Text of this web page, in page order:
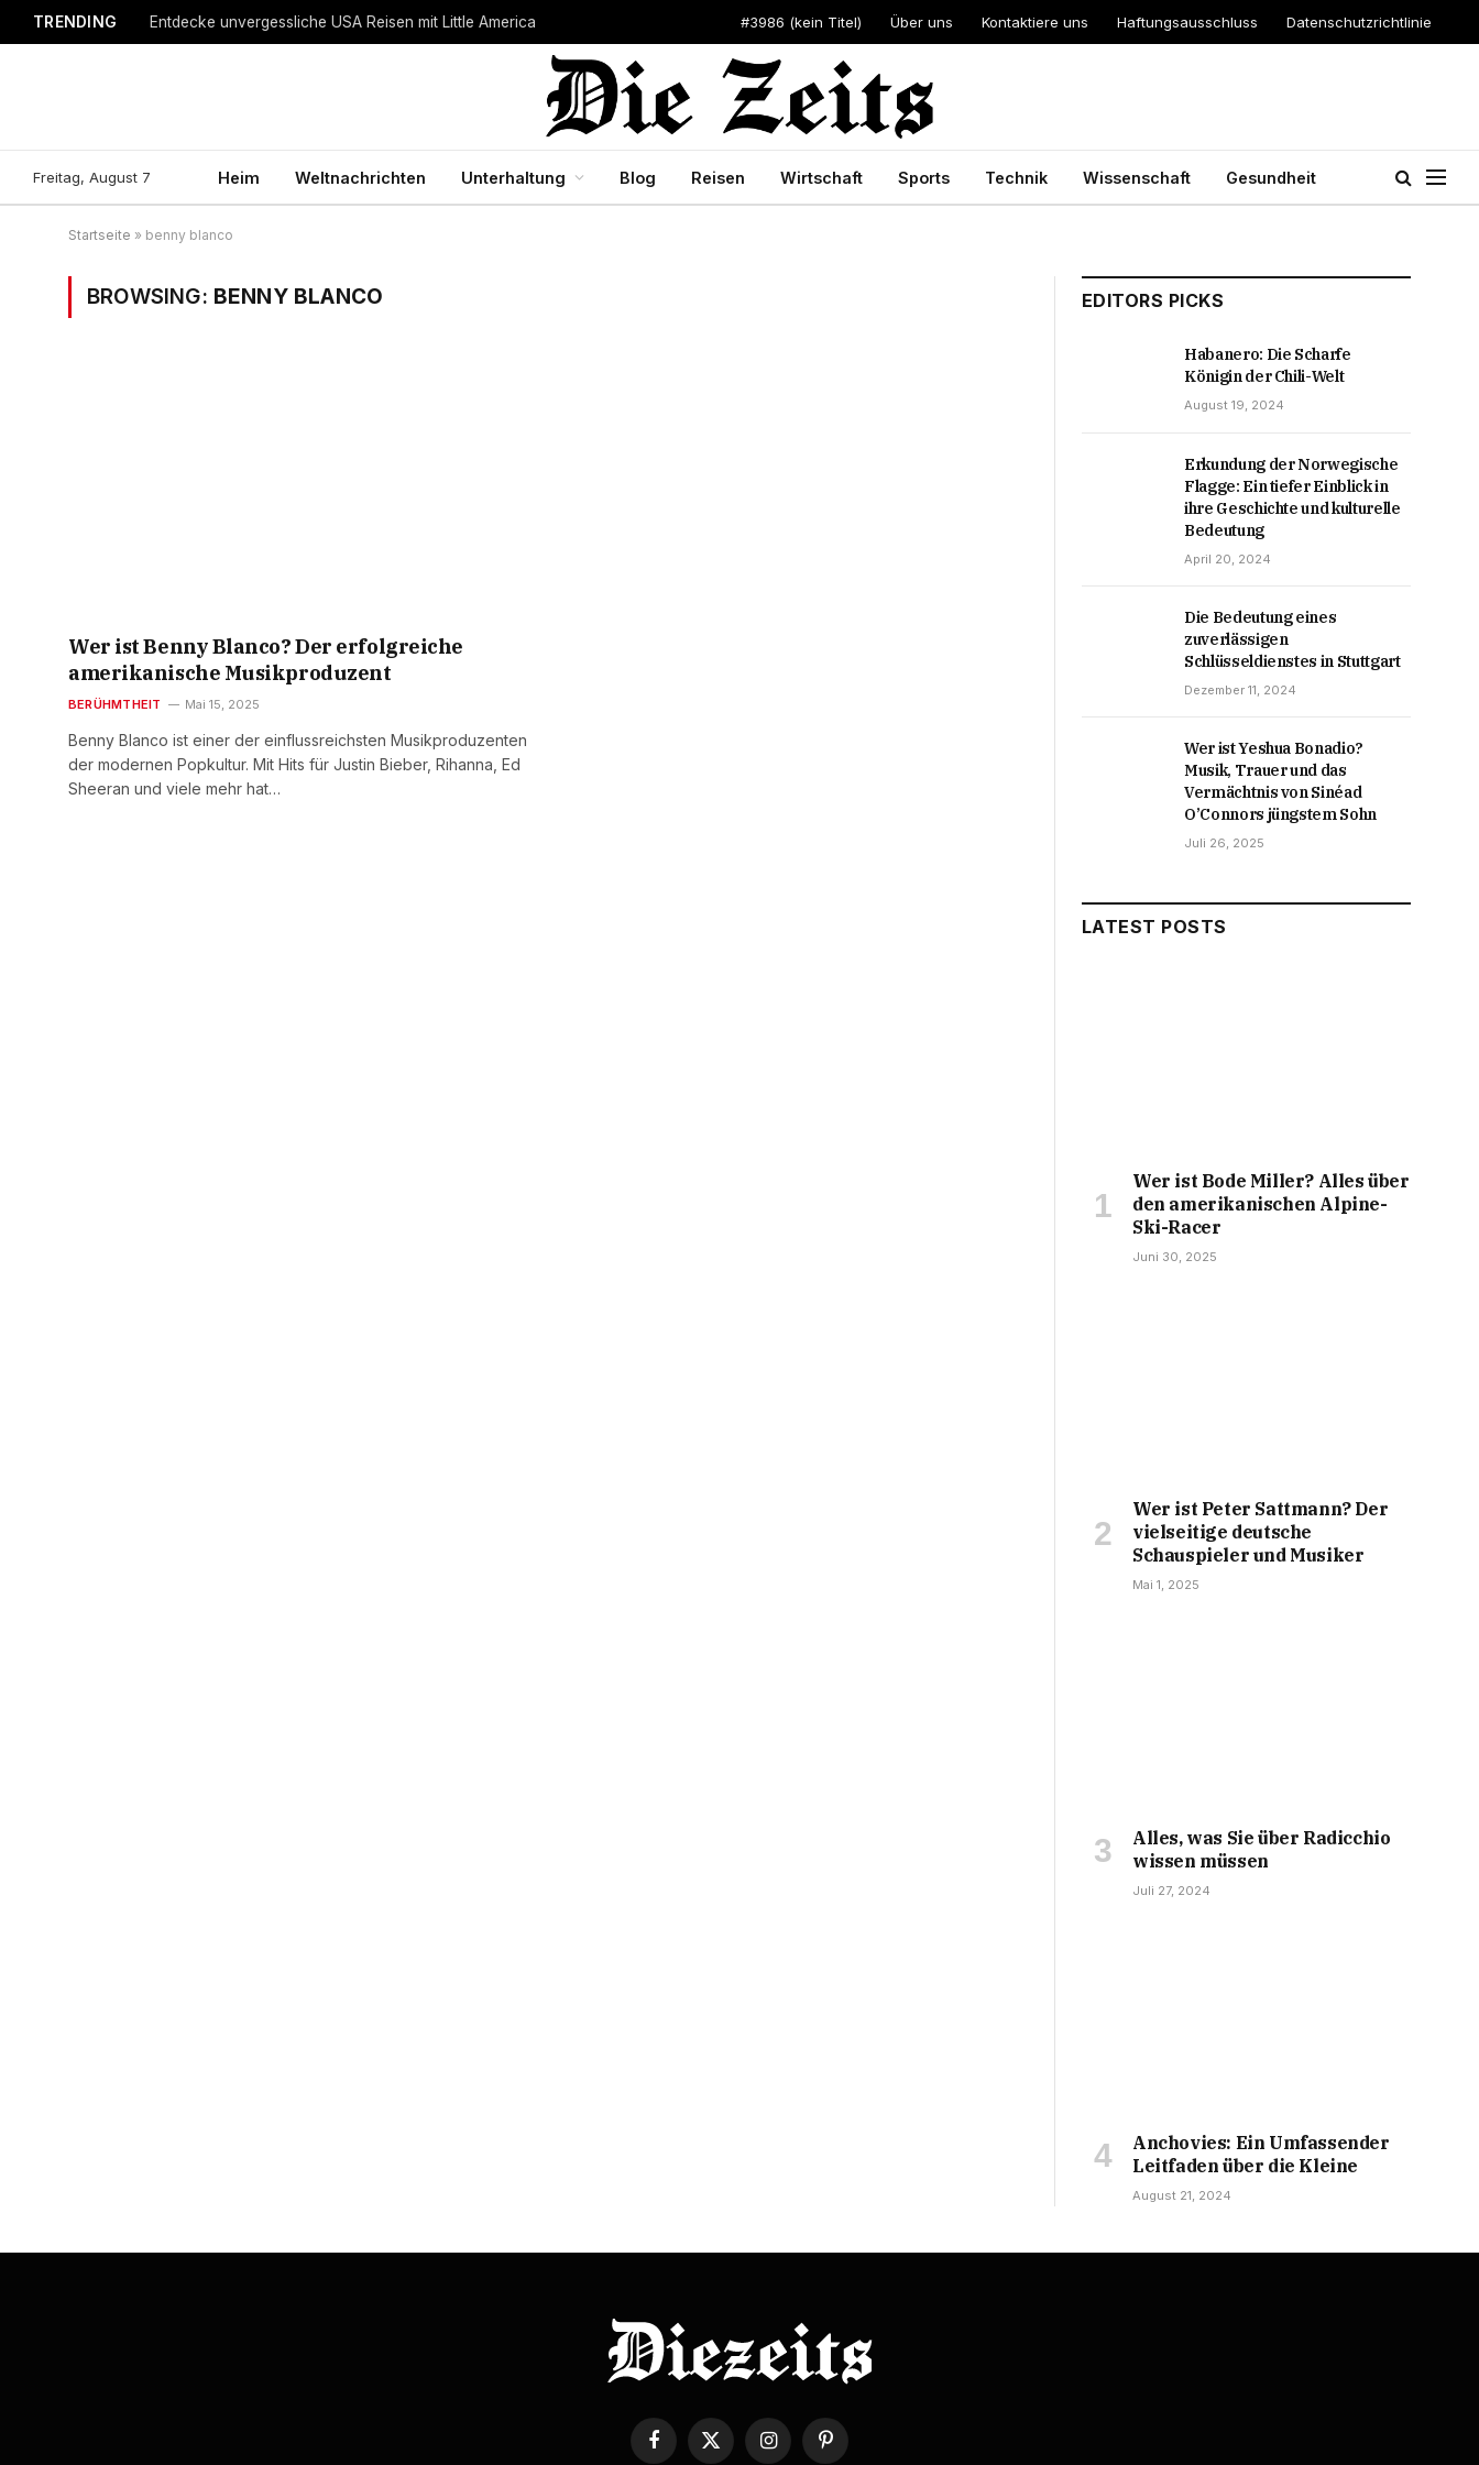
TRENDING Entdecke unvergessliche USA Reisen mit Little America #3986 (kein Titel) Über uns Kontaktiere uns Haftungsausschluss Datenschutzrichtlinie
Freitag, August 7 Heim Weltnachrichten Unterhaltung Blog Reisen Wirtschaft Sports Technik Wissenschaft Gesundheit
Startseite » benny blanco
BROWSING: BENNY BLANCO
Wer ist Benny Blanco? Der erfolgreiche
amerikanische Musikproduzent
BERÜHMTHEIT Mai 15, 2025
Benny Blanco ist einer der einflussreichsten Musikproduzenten
der modernen Popkultur. Mit Hits für Justin Bieber, Rihanna, Ed
Sheeran und viele mehr hat…
EDITORS PICKS
Habanero: Die Scharfe
Königin der Chili-Welt
August 19, 2024
Erkundung der Norwegische
Flagge: Ein tiefer Einblick in
ihre Geschichte und kulturelle
Bedeutung
April 20, 2024
Die Bedeutung eines
zuverlässigen
Schlüsseldienstes in Stuttgart
Dezember 11, 2024
Wer ist Yeshua Bonadio?
Musik, Trauer und das
Vermächtnis von Sinéad
O’Connors jüngstem Sohn
Juli 26, 2025
LATEST POSTS
Wer ist Bode Miller? Alles über
den amerikanischen Alpine-
Ski-Racer
Juni 30, 2025
Wer ist Peter Sattmann? Der
vielseitige deutsche
Schauspieler und Musiker
Mai 1, 2025
Alles, was Sie über Radicchio
wissen müssen
Juli 27, 2024
Anchovies: Ein Umfassender
Leitfaden über die Kleine
August 21, 2024
Facebook
X
InstagramPinterest